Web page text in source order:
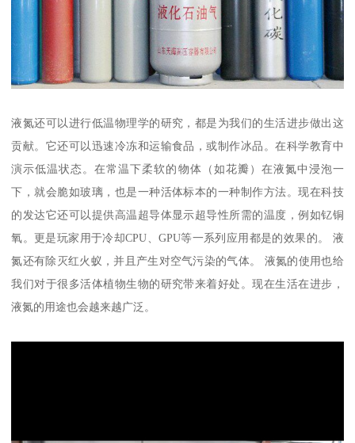
液氮还可以进行低温物理学的研究，都是为我们的生活进步做出这
贡献。它还可以迅速冷冻和运输食品，或制作冰品。在科学教育中
演示低温状态。在常温下柔软的物体（如花瓣）在液氮中浸泡一
下，就会脆如玻璃，也是一种活体标本的一种制作方法。现在科技
的发达它还可以提供高温超导体显示超导性所需的温度，例如钇铜
氧。更是玩家用于冷却CPU、GPU等一系列应用都是的效果的。 液
氮还有除灭红火蚁，并且产生对空气污染的气体。 液氮的使用也给
我们对于很多活体植物生物的研究带来着好处。现在生活在进步，
液氮的用途也会越来越广泛。